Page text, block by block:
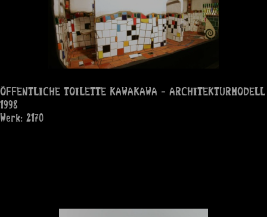
ÖFFENTLICHE TOILETTE KAWAKAWA - ARCHITEKTURMODELL
1998
Werk: 2170